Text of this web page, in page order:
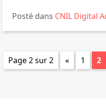
Posté dans CNIL Digital
Page 2 sur 2 « 1 2